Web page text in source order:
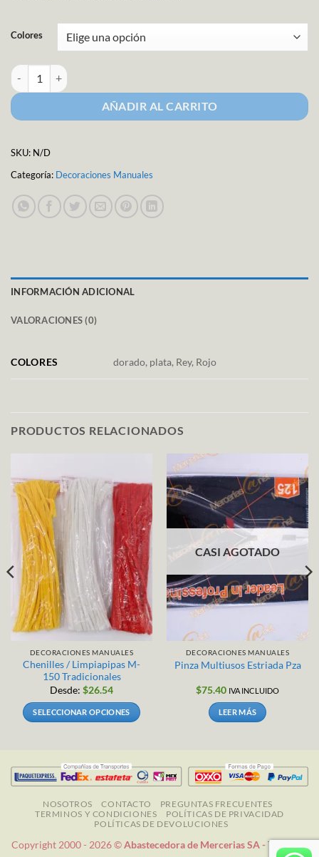
Colores
Alambre multiusos 4mm cantidad
AÑADIR AL CARRITO
SKU: N/D
Categoría: Decoraciones Manuales
INFORMACIÓN ADICIONAL
VALORACIONES (0)
COLORES dorado, plata, Rey, Rojo
PRODUCTOS RELACIONADOS
DECORACIONES MANUALES
Chenilles / Limpiapipas M-
150 Tradicionales
Desde: $26.54
SELECCIONAR OPCIONES
múltiples
variantes.
Las
opciones
pueden
CASI AGOTADO
DECORACIONES MANUALES
Pinza Multiusos Estriada Pza
$75.40 IVA INCLUIDO
LEER MÁS
NOSOTROS CONTACTO
PREGUNTAS FRECUENTES
TERMINOS Y CONDICIONES
POLÍTICAS DE PRIVACIDAD
POLÍTICAS DE DEVOLUCIONES
Copyright 2000 - 2026 ©Abastecedora de Mercerias SA -Todos los